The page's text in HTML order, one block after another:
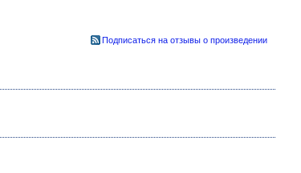
Подписаться на отзывы о произведении